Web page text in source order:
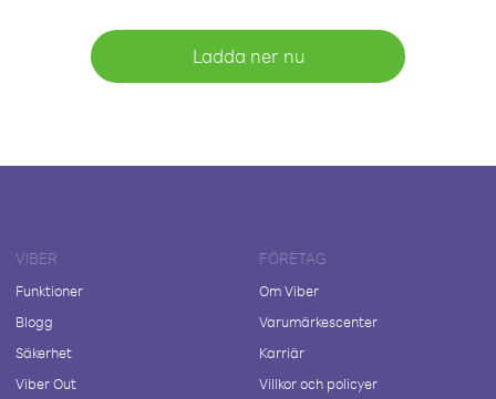
Ladda ner nu
VIBER
Funktioner
Blogg
Säkerhet
Viber Out
FÖRETAG
Om Viber
Varumärkescenter
Karriär
Villkor och policyer